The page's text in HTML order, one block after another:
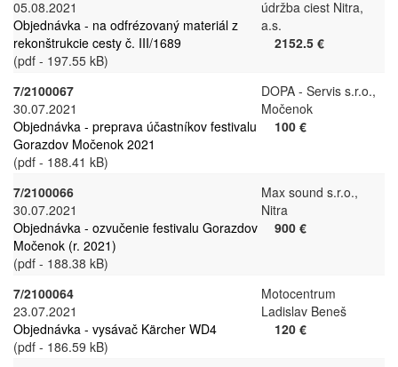
05.08.2021
Objednávka - na odfrézovaný materiál z
rekonštrukcie cesty č. III/1689
(pdf - 197.55 kB)
údržba ciest Nitra,
a.s.
2152.5 €
7/2100067
30.07.2021
Objednávka - preprava účastníkov festivalu
Gorazdov Močenok 2021
(pdf - 188.41 kB)
DOPA - Servis s.r.o.,
Močenok
100 €
7/2100066
30.07.2021
Objednávka - ozvučenie festivalu Gorazdov
Močenok (r. 2021)
(pdf - 188.38 kB)
Max sound s.r.o.,
Nitra
900 €
7/2100064
23.07.2021
Objednávka - vysávač Kärcher WD4
(pdf - 186.59 kB)
Motocentrum
Ladislav Beneš
120 €